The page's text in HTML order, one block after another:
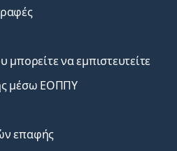
μπορείτε να εμπιστευτείτε
μέσω ΕΟΠΠΥ
επαφής